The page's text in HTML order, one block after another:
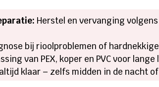
Herstel en vervanging
bij rioolproblemen of
van PEX, koper en PVC voor
klaar – zelfs midden in de nacht